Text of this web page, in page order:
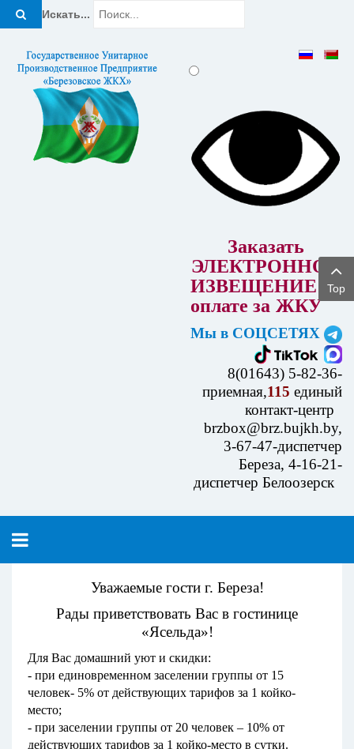
Искать...
Заказать
ЭЛЕКТРОННОЕ
ИЗВЕЩЕНИЕ об
оплате за ЖКУ
Мы в СОЦСЕТЯХ
8(01643) 5-82-36-
приемная,115 единый
контакт-центр
brzbox@brz.bujkh.by,
3-67-47-диспетчер
Береза, 4-16-21-
диспетчер Белоозерск
Уважаемые гости г. Береза!
Рады приветствовать Вас в гостинице
«Ясельда»!
Для Вас домашний уют и скидки:
- при единовременном заселении группы от 15
человек- 5% от действующих тарифов за 1 койко-
место;
- при заселении группы от 20 человек – 10% от
действующих тарифов за 1 койко-место в сутки.
Top